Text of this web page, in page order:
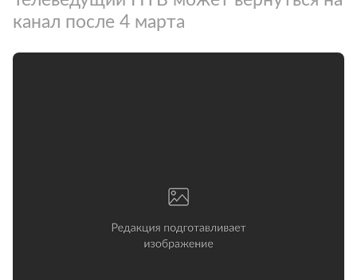
канал после 4 марта